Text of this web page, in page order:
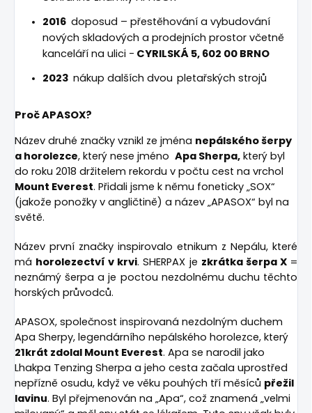
2016 doposud – přestěhování a vybudování
nových skladových a prodejních prostor včetně
kanceláří na ulici - CYRILSKÁ 5, 602 00 BRNO
2023 nákup dalších dvou pletařských strojů
Proč APASOX?
Název druhé značky vznikl ze jména nepálského šerpy
a horolezce, který nese jméno Apa Sherpa, který byl
do roku 2018 držitelem rekordu v počtu cest na vrchol
Mount Everest. Přidali jsme k němu foneticky „SOX“
(jakože ponožky v angličtině) a název „APASOX“ byl na
světě.
Název první značky inspirovalo etnikum z Nepálu, které
má horolezectví v krvi. SHERPAX je zkrátka šerpa X=
neznámý šerpa a je poctou nezdolnému duchu těchto
horských průvodců.
APASOX, společnost inspirovaná nezdolným duchem
Apa Sherpy, legendárního nepálského horolezce, který
21krát zdolal Mount Everest. Apa se narodil jako
Lhakpa Tenzing Sherpa a jeho cesta začala uprostřed
nepřízně osudu, když ve věku pouhých tří měsíců přežil
lavinu. Byl přejmenován na „Apa“, což znamená „velmi